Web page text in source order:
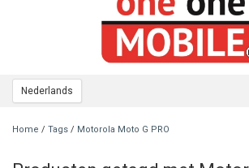
Nederlands
Home / Tags / Motorola Moto G PRO